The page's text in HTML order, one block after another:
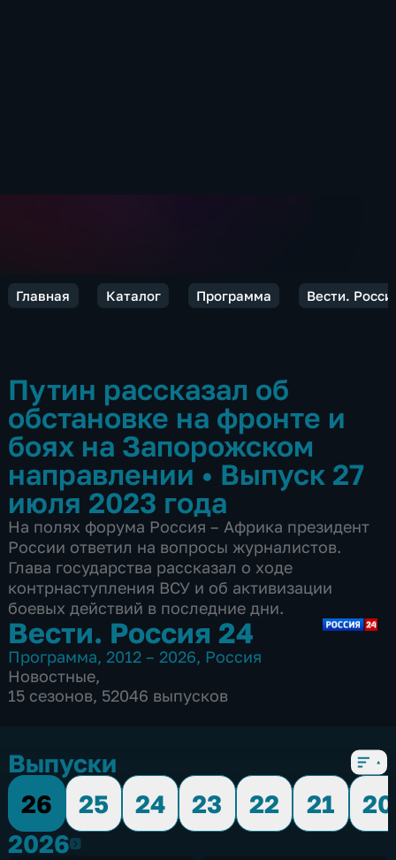
Главная Каталог Программа Вести.
Путин рассказал об
обстановке на фронте и
боях на Запорожском
направлении • Выпуск 27
июля 2023 года
На полях форума Россия – Африка президент
России ответил на вопросы журналистов.
Глава государства рассказал о ходе
контрнаступления ВСУ и об активизации
боевых действий в последние дни.
Вести. Россия 24
Программа, 2012 – 2026, Россия
Новостные,
15 сезонов, 52046 выпусков
Выпуски
26
25 24 23 22 21
20
20262026